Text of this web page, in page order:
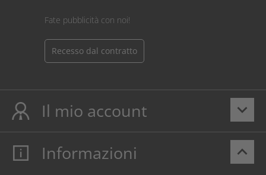
Fate pubblicità con noi!
Recesso dal contratto
keyboard_arrow_down
Il mio account
Il mio account
keyboard_arrow_up
Informazioni